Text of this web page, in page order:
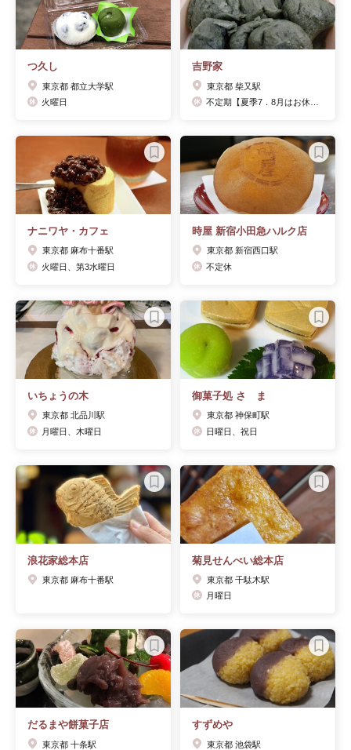
つ久し
東京都 都立大学駅
火曜日
吉野家
東京都 柴又駅
ナニワヤ・カフェ
東京都 麻布十番駅
火曜日、第3水曜日
時屋 新宿小田急ハルク店
東京都 新宿西口駅
不定休
いちょうの木
東京都 北品川駅
月曜日、木曜日
御菓子処 さゝま
東京都 神保町駅
日曜日、祝日
浪花家総本店
東京都 麻布十番駅
菊見せんべい総本店
東京都 千駄木駅
月曜日
だるまや餅菓子店
東京都 十条駅
すずめや
東京都 池袋駅